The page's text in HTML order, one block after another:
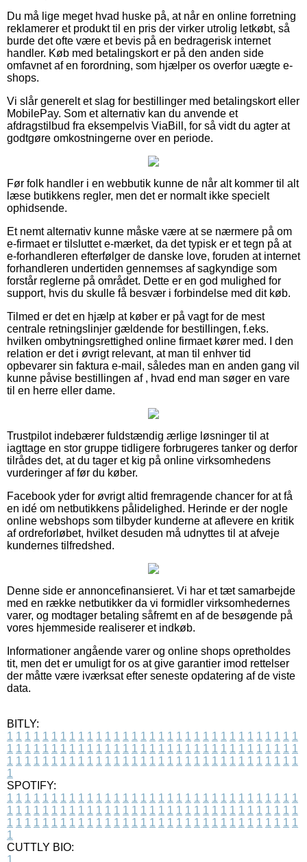
Du må lige meget hvad huske på, at når en online forretning
reklamerer et produkt til en pris der virker utrolig letkøbt, så
burde det ofte være et bevis på en bedragerisk internet
handler. Køb med betalingskort er på den anden side
omfavnet af en forordning, som hjælper os overfor uægte e-
shops.
Vi slår generelt et slag for bestillinger med betalingskort eller
MobilePay. Som et alternativ kan du anvende et
afdragstilbud fra eksempelvis ViaBill, for så vidt du agter at
godtgøre omkostningerne over en periode.
Før folk handler i en webbutik kunne de når alt kommer til alt
læse butikkens regler, men det er normalt ikke specielt
ophidsende.
Et nemt alternativ kunne måske være at se nærmere på om
e-firmaet er tilsluttet e-mærket, da det typisk er et tegn på at
e-forhandleren efterfølger de danske love, foruden at internet
forhandleren undertiden gennemses af sagkyndige som
forstår reglerne på området. Dette er en god mulighed for
support, hvis du skulle få besvær i forbindelse med dit køb.
Tilmed er det en hjælp at køber er på vagt for de mest
centrale retningslinjer gældende for bestillingen, f.eks.
hvilken ombytningsrettighed online firmaet kører med. I den
relation er det i øvrigt relevant, at man til enhver tid
opbevarer sin faktura e-mail, således man en anden gang vil
kunne påvise bestillingen af , hvad end man søger en vare
til en herre eller dame.
Trustpilot indebærer fuldstændig ærlige løsninger til at
iagttage en stor gruppe tidligere forbrugeres tanker og derfor
tilrådes det, at du tager et kig på online virksomhedens
vurderinger af før du køber.
Facebook yder for øvrigt altid fremragende chancer for at få
en idé om netbutikkens pålidelighed. Herinde er der nogle
online webshops som tilbyder kunderne at aflevere en kritik
af ordreforløbet, hvilket desuden må udnyttes til at afveje
kundernes tilfredshed.
Denne side er annoncefinansieret. Vi har et tæt samarbejde
med en række netbutikker da vi formidler virksomhedernes
varer, og modtager betaling såfremt en af de besøgende på
vores hjemmeside realiserer et indkøb.
Informationer angående varer og online shops opretholdes
tit, men det er umuligt for os at give garantier imod rettelser
der måtte være iværksat efter seneste opdatering af de viste
data.
BITLY:
1 1 1 1 1 1 1 1 1 1 1 1 1 1 1 1 1 1 1 1 1 1 1 1 1 1 1 1 1 1 1 1 1
1 1 1 1 1 1 1 1 1 1 1 1 1 1 1 1 1 1 1 1 1 1 1 1 1 1 1 1 1 1 1 1 1
1 1 1 1 1 1 1 1 1 1 1 1 1 1 1 1 1 1 1 1 1 1 1 1 1 1 1 1 1 1 1 1 1
1
SPOTIFY:
1 1 1 1 1 1 1 1 1 1 1 1 1 1 1 1 1 1 1 1 1 1 1 1 1 1 1 1 1 1 1 1 1
1 1 1 1 1 1 1 1 1 1 1 1 1 1 1 1 1 1 1 1 1 1 1 1 1 1 1 1 1 1 1 1 1
1 1 1 1 1 1 1 1 1 1 1 1 1 1 1 1 1 1 1 1 1 1 1 1 1 1 1 1 1 1 1 1 1
1
CUTTLY BIO: